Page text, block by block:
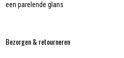
een parelende glans
Bezorgen & retourneren